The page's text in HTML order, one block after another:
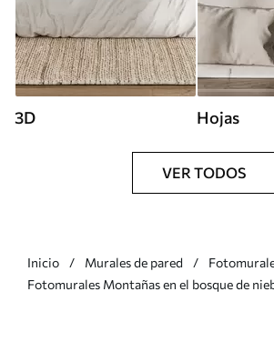
3D Hojas
VER TODOS
Inicio Murales de pared
Fotomurales Montañas en el bosque de